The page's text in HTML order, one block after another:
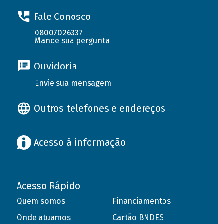
Fale Conosco
08007026337
Mande sua pergunta
Ouvidoria
Envie sua mensagem
Outros telefones e endereços
Acesso à informação
Acesso Rápido
Quem somos
Onde atuamos
Financiamentos
Cartão BNDES